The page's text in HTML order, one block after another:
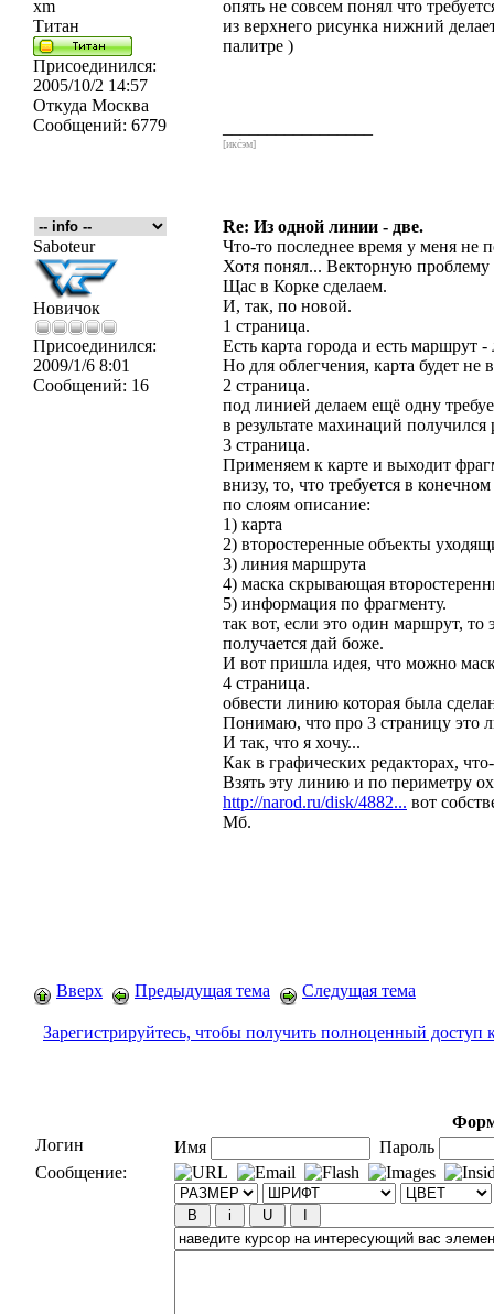
xm
Титан
Присоединился:
2005/10/2 14:57
Откуда Москва
Сообщений: 6779
опять не совсем понял что
из верхнего рисунка нижний
палитре )
[икс́эм]
Re: Из одной линии - две.
Saboteur
Новичок
Присоединился:
2009/1/6 8:01
Сообщений: 16
Что-то последнее время у меня не
Хотя понял... Векторную
Щас в Корке сделаем.
И, так, по новой.
1 страница.
Есть карта города и есть маршрут
Но для облегчения, карта будет не
2 страница.
под линией делаем ещё одну
в результате махинаций
3 страница.
Применяем к карте и выходит
внизу, то, что требуется в конечном
по слоям описание:
1) карта
2) второстеренные объекты
3) линия маршрута
4) маска скрывающая
5) информация по фрагменту.
так вот, если это один маршрут, то
получается дай боже.
И вот пришла идея, что можно
4 страница.
обвести линию которая была
Понимаю, что про 3 страницу это
И так, что я хочу...
Как в графических редакторах,
Взять эту линию и по периметру
http://narod.ru/disk/4882... вот
Мб.
Вверх Предыдущая тема Следущая тема
Зарегистрируйтесь, чтобы получить полноценный доступ
Логин
Имя
Пароль
Сообщение: